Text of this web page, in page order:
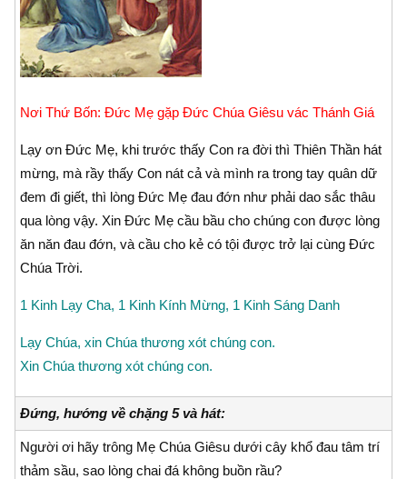
Nơi Thứ Bốn: Ðức Mẹ gặp Ðức Chúa Giêsu vác Thánh Giá
Lạy ơn Ðức Mẹ, khi trước thấy Con ra đời thì Thiên Thần hát
mừng, mà rầy thấy Con nát cả và mình ra trong tay quân dữ
đem đi giết, thì lòng Ðức Mẹ đau đớn như phải dao sắc thâu
qua lòng vậy. Xin Ðức Mẹ cầu bầu cho chúng con được lòng
ăn năn đau đớn, và cầu cho kẻ có tội được trở lại cùng Ðức
Chúa Trời.
1 Kinh Lạy Cha, 1 Kinh Kính Mừng, 1 Kinh Sáng Danh
Lạy Chúa, xin Chúa thương xót chúng con.
Xin Chúa thương xót chúng con.
Đứng, hướng về chặng 5 và hát:
Người ơi hãy trông Mẹ Chúa Giêsu dưới cây khổ đau tâm trí
thảm sầu, sao lòng chai đá không buồn rầu?